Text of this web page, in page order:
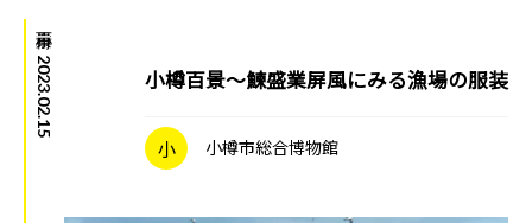
|
2023.02.15 小樽百景～鰊盛業屏風にみる漁場の服装
小 小樽市総合博物館